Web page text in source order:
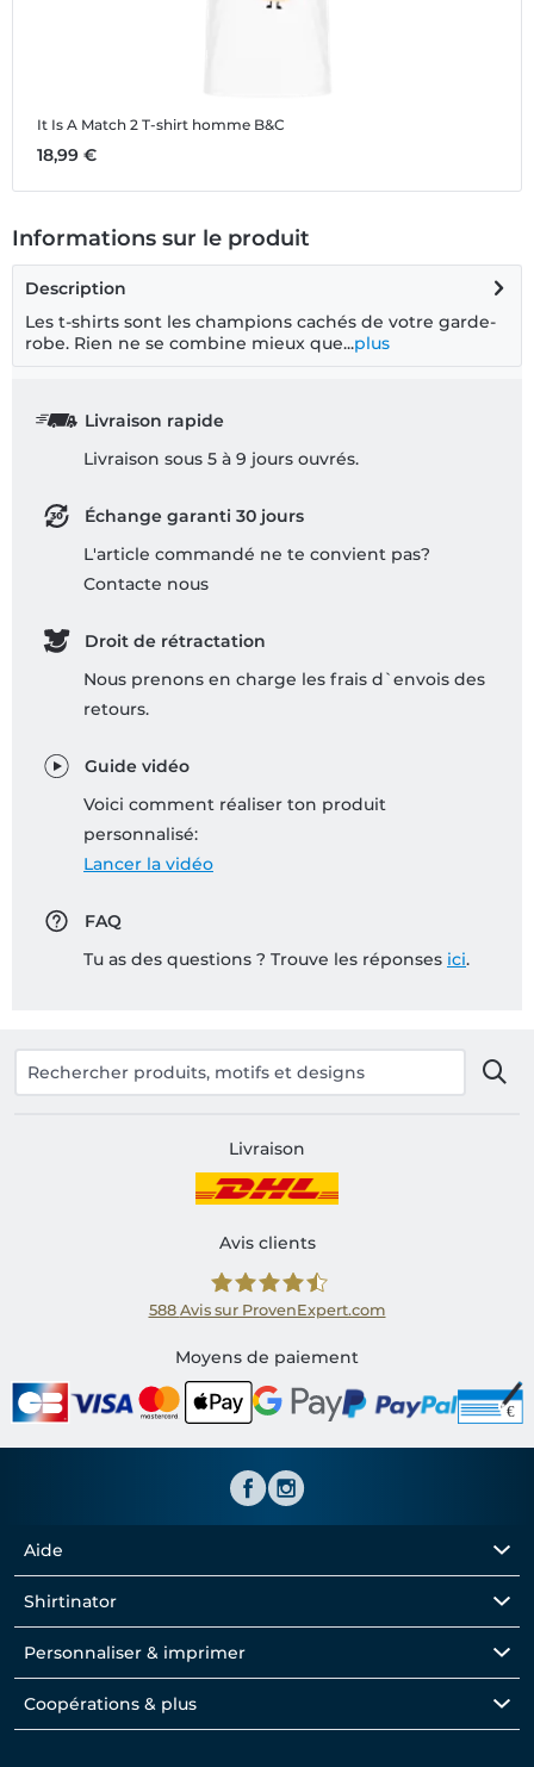
It Is A Match 2 T-shirt homme B&C
18,99 €
Informations sur le produit
Description
Les t-shirts sont les champions cachés de votre garde-
robe. Rien ne se combine mieux que...plus
Livraison rapide
Livraison sous 5 à 9 jours ouvrés.
Échange garanti 30 jours
L'article commandé ne te convient pas?
Contacte nous
Droit de rétractation
Nous prenons en charge les frais d`envois des
retours.
Guide vidéo
Voici comment réaliser ton produit
personnalisé:
Lancer la vidéo
FAQ
Tu as des questions ? Trouve les réponses ici.
Livraison
Avis clients
Shirtinator FR
588 Avis sur ProvenExpert.com
Moyens de paiement
Aide
Shirtinator
Personnaliser & imprimer
Coopérations & plus